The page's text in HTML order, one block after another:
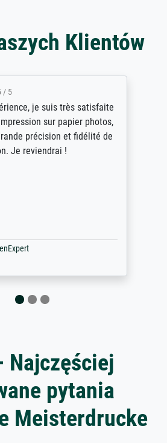
Klientów
je suis très satisfaite
sur papier photos,
et fidélité de
!
Najczęściej
pytania
Meisterdrucke